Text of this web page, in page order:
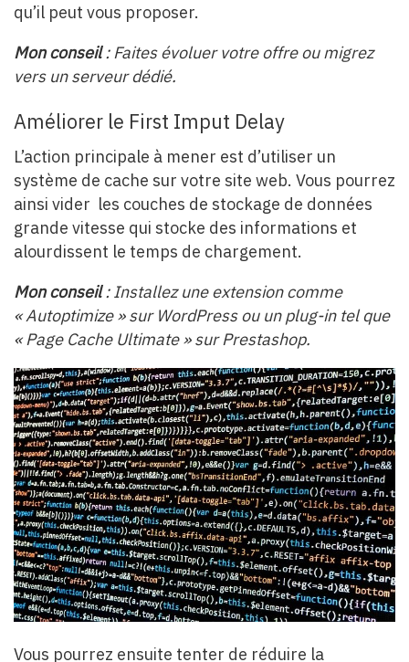
qu’il peut vous proposer.
Mon conseil: Faites évoluer votre offre ou migrez
vers un serveur dédié.
Améliorer le First Imput Delay
L’action principale à mener est d’utiliser un
système de cache sur votre site web. Vous pourrez
ainsi vider les couches de stockage de données
grande vitesse qui stocke des informations et
alourdissent le temps de chargement.
Mon conseil: Installez une extension comme
« Autoptimize » sur WordPress ou un plug-in tel que
« Page Cache Ultimate » sur Prestashop.
Vous pourrez ensuite tenter de réduire la